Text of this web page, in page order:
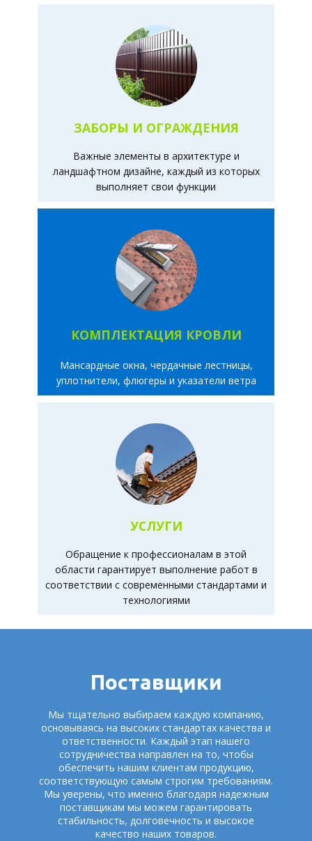
ЗАБОРЫ И ОГРАЖДЕНИЯ
Важные элементы в архитектуре и
ландшафтном дизайне, каждый из которых
выполняет свои функции
КОМПЛЕКТАЦИЯ КРОВЛИ
Мансардные окна, чердачные лестницы,
уплотнители, флюгеры и указатели ветра
УСЛУГИ
Обращение к профессионалам в этой
области гарантирует выполнение работ в
соответствии с современными стандартами и
технологиями
Поставщики
Мы тщательно выбираем каждую компанию,
основываясь на высоких стандартах качества и
ответственности. Каждый этап нашего
сотрудничества направлен на то, чтобы
обеспечить нашим клиентам продукцию,
соответствующую самым строгим требованиям.
Мы уверены, что именно благодаря надежным
поставщикам мы можем гарантировать
стабильность, долговечность и высокое
качество наших товаров.